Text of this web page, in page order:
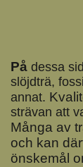
På dessa
slöjdträ,
annat.
strävan att
Många av
och kan
önskemål